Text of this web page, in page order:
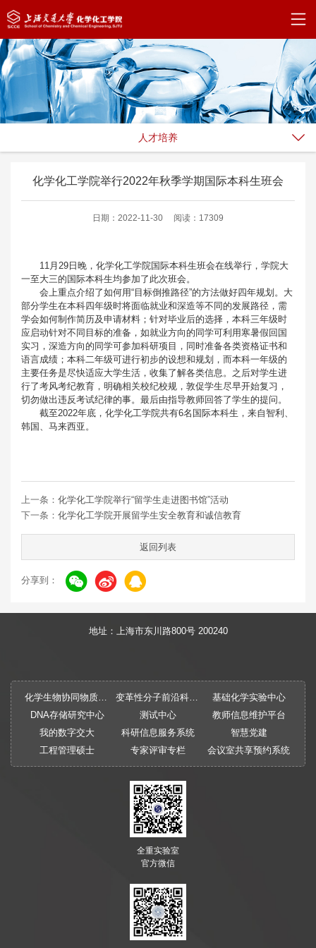
人才培养
化学化工学院举行2022年秋季学期国际本科生班会
日期：2022-11-30 阅读：17309
11月29日晚，化学化工学院国际本科生班会在线举行，学院大
一至大三的国际本科生均参加了此次班会。
会上重点介绍了如何用“目标倒推路径”的方法做好四年规划。大
部分学生在本科四年级时将面临就业和深造等不同的发展路径，需
学会如何制作简历及申请材料；针对毕业后的选择，本科三年级时
应启动针对不同目标的准备，如就业方向的同学可利用寒暑假回国
实习，深造方向的同学可参加科研项目，同时准备各类资格证书和
语言成绩；本科二年级可进行初步的设想和规划，而本科一年级的
主要任务是尽快适应大学生活，收集了解各类信息。之后对学生进
行了考风考纪教育，明确相关校纪校规，敦促学生尽早开始复习，
切勿做出违反考试纪律的事。最后由指导教师回答了学生的提问。
截至2022年底，化学化工学院共有6名国际本科生，来自智利、
韩国、马来西亚。
上一条： 化学化工学院举行“留学生走进图书馆”活动
下一条： 化学化工学院开展留学生安全教育和诚信教育
返回列表
分享到：
地址：上海市东川路800号 200240
化学生物协同物质创制全国重点实验室 变革性分子前沿科学中心
基础化学实验中心
DNA存储研究中心
测试中心
教师信息维护平台
我的数字交大
科研信息服务系统
智慧党建
工程管理硕士
专家评审专栏 会议室共享预约系统
全重实验室
官方微信